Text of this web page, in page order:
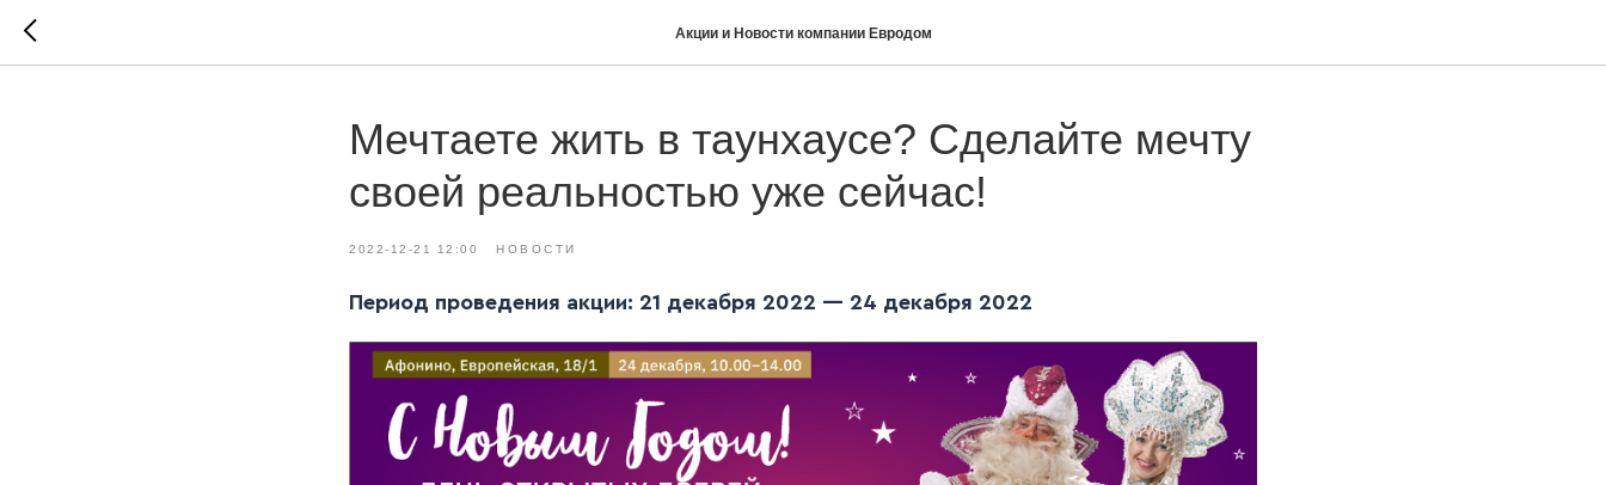
Акции и Новости компании Евродом
Мечтаете жить в таунхаусе? Сделайте мечту
своей реальностью уже сейчас!
2022-12-21 12:00 НОВОСТИ
Период проведения акции: 21 декабря 2022 — 24 декабря 2022